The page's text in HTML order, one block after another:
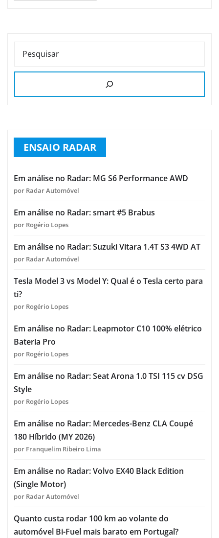
PESQUISAR
ENSAIO RADAR
Em análise no Radar: MG S6 Performance AWD
por Radar Automóvel
Em análise no Radar: smart #5 Brabus
por Rogério Lopes
Em análise no Radar: Suzuki Vitara 1.4T S3 4WD AT
por Radar Automóvel
Tesla Model 3 vs Model Y: Qual é o Tesla certo para
ti?
por Rogério Lopes
Em análise no Radar: Leapmotor C10 100% elétrico
Bateria Pro
por Rogério Lopes
Em análise no Radar: Seat Arona 1.0 TSI 115 cv DSG
Style
por Rogério Lopes
Em análise no Radar: Mercedes-Benz CLA Coupé
180 Híbrido (MY 2026)
por Franquelim Ribeiro Lima
Em análise no Radar: Volvo EX40 Black Edition
(Single Motor)
por Radar Automóvel
Quanto custa rodar 100 km ao volante do
automóvel Bi-Fuel mais barato em Portugal?